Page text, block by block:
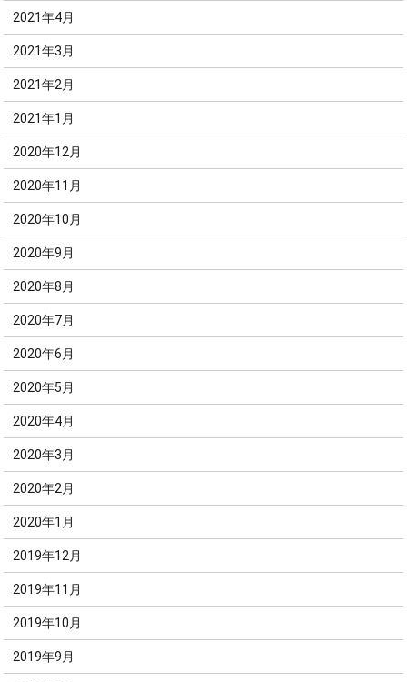
2021年4月
2021年3月
2021年2月
2021年1月
2020年12月
2020年11月
2020年10月
2020年9月
2020年8月
2020年7月
2020年6月
2020年5月
2020年4月
2020年3月
2020年2月
2020年1月
2019年12月
2019年11月
2019年10月
2019年9月